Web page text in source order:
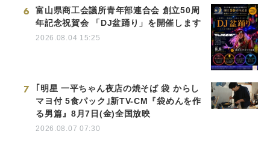
6
富山県商工会議所青年部連合会 創立50周
年記念祝賀会 「DJ盆踊り」を開催します
2026.08.04 15:25
7
｢明星 一平ちゃん夜店の焼そば 袋 からし
マヨ付 5食パック｣新TV-CM『袋めんを作
る男篇』8月7日(金)全国放映
2026.08.07 07:30